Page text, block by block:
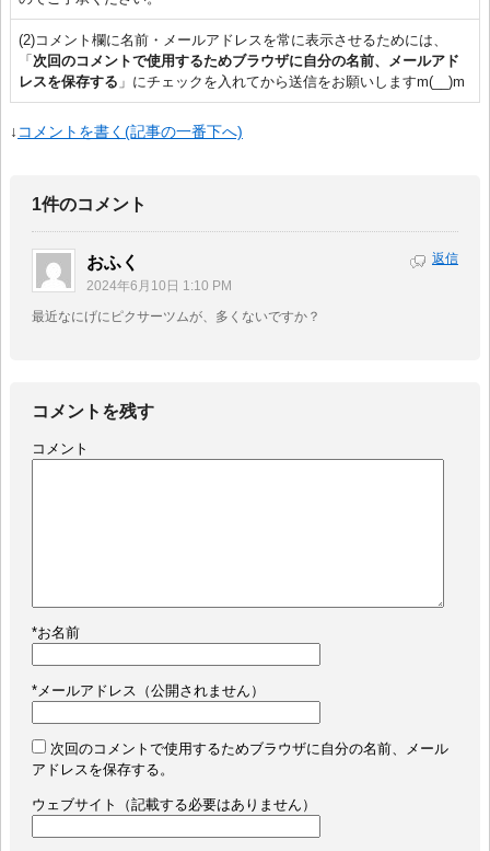
(2)コメント欄に名前・メールアドレスを常に表示させるためには、
「次回のコメントで使用するためブラウザに自分の名前、メールアド
レスを保存する 」にチェックを入れてから送信をお願いしますm(__)m
↓ コメントを書く(記事の一番下へ)
1件のコメント
おふく
2024年6月10日 1:10 PM
最近なにげにピクサーツムが、多くないですか？
返信
コメントを残す
コメント
*お名前
* メールアドレス（公開されません）
次回のコメントで使用するためブラウザに自分の名前、メール
アドレスを保存する。
ウェブサイト（記載する必要はありません）